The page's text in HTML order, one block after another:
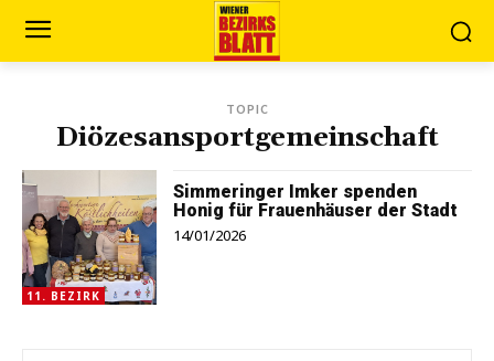
TOPIC
Diözesansportgemeinschaft
11. BEZIRK
Simmeringer Imker spenden
Honig für Frauenhäuser der Stadt
14/01/2026